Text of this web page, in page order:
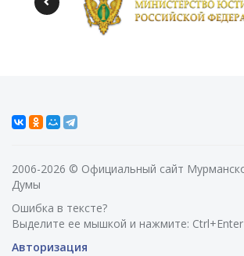
2006-2026 © Официальный сайт
Думы
Ошибка в тексте?
Выделите ее мышкой и нажмите: Ctrl+Enter
Авторизация